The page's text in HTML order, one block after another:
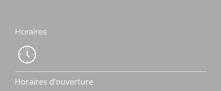
Horaires
Horaires d’ouverture